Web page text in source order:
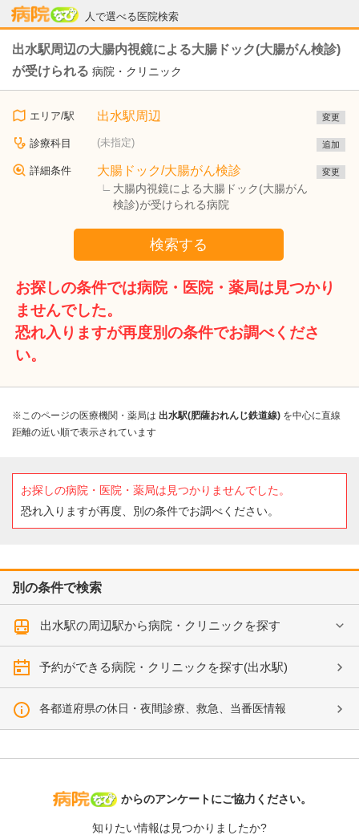
人で選べる医院検索
病院なび
出水駅周辺の大腸内視鏡による大腸ドック(大腸がん検診)
が受けられる 病院・クリニック
エリア/駅 出水駅周辺 変更
診療科目 (未指定) 追加
詳細条件 大腸ドック/大腸がん検診
大腸内視鏡による大腸ドック(大腸がん
検診)が受けられる病院
変更
検索する
お探しの条件では病院・医院・薬局は見つかり
ませんでした。
恐れ入りますが再度別の条件でお調べくださ
い。
※このページの医療機関・薬局は 出水駅(肥薩おれんじ鉄道線) を中心に直線
距離の近い順で表示されています
お探しの病院・医院・薬局は見つかりませんでした。
恐れ入りますが再度、別の条件でお調べください。
別の条件で検索
出水駅の周辺駅から病院・クリニックを探す
予約ができる病院・クリニックを探す(出水駅)
各都道府県の休日・夜間診療、救急、当番医情報
病院なび
からのアンケートにご協力ください。
知りたい情報は見つかりましたか?